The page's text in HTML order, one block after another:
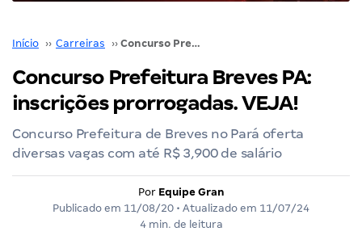
Início ›› Carreiras ›› Concurso Prefeitura Breves PA: inscrições prorrogadas. VEJA!
Concurso Prefeitura Breves PA:
inscrições prorrogadas. VEJA!
Concurso Prefeitura de Breves no Pará oferta
diversas vagas com até R$ 3,900 de salário
Por Equipe Gran
Publicado em 11/08/20 • Atualizado em 11/07/24
4 min. de leitura